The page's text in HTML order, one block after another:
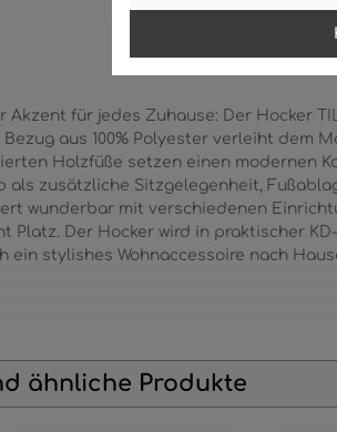
Akzent für jedes Zuhause: Der Hocker
Bezug aus 100% Polyester verleiht dem
Holzfüße setzen einen modernen
als zusätzliche Sitzgelegenheit,
wunderbar mit verschiedenen
Platz. Der Hocker wird in praktischer
ein stylishes Wohnaccessoire nach
ähnliche Produkte